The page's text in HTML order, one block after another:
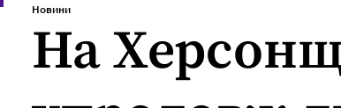
Новини
На